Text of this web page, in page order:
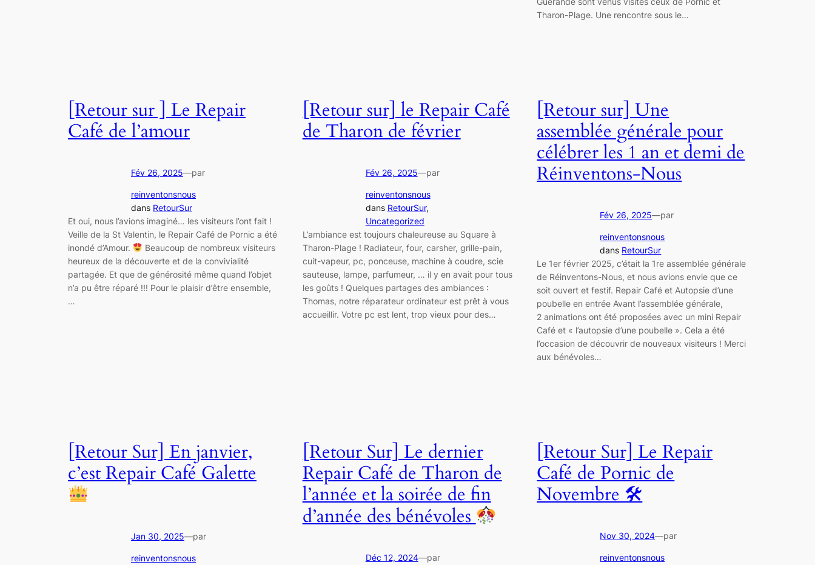
Tharon-Plage. Une rencontre sous le…
[Retour sur ] Le Repair
Café de l’amour
Fév 26, 2025—par
reinventonsnous
dans RetourSur
Et oui, nous l’avions imaginé… les visiteurs l’ont fait !
Veille de la St Valentin, le Repair Café de Pornic a été
inondé d’Amour.
Beaucoup de nombreux visiteurs
heureux de la découverte et de la convivialité
partagée. Et que de générosité même quand l’objet
n’a pu être réparé !!! Pour le plaisir d’être ensemble,
…
[Retour sur] le Repair Café
de Tharon de février
Fév 26, 2025—par
reinventonsnous
dans RetourSur
Uncategorized
L’ambiance est toujours chaleureuse au Square à
Tharon-Plage ! Radiateur, four, carsher, grille-pain,
cuit-vapeur, pc, ponceuse, machine à coudre, scie
sauteuse, lampe, parfumeur, … il y en avait pour tous
les goûts ! Quelques partages des ambiances :
Thomas, notre réparateur ordinateur est prêt à vous
accueillir. Votre pc est lent, trop vieux pour des…
[Retour sur] Une
assemblée générale pour
célébrer les 1 an et demi de
Réinventons-Nous
Fév 26, 2025—par
reinventonsnous
dans RetourSur
Le 1er février 2025, c’était la 1re assemblée générale
de Réinventons-Nous, et nous avions envie que ce
soit ouvert et festif. Repair Café et Autopsie d’une
poubelle en entrée Avant l’assemblée générale,
2 animations ont été proposées avec un mini Repair
Café et « l’autopsie d’une poubelle ». Cela a été
l’occasion de découvrir de nouveaux visiteurs ! Merci
aux bénévoles…
[Retour Sur] En janvier,
c’est Repair Café Galette
Jan 30, 2025—par
reinventonsnous
[Retour Sur] Le dernier
Repair Café de Tharon de
l’année et la soirée de fin
d’année des bénévoles
Déc 12, 2024—par
[Retour Sur] Le Repair
Café de Pornic de
Novembre 🛠
Nov 30, 2024—par
reinventonsnous